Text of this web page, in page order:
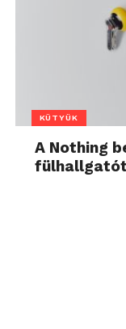
KÜTYÜK
A Nothing
fülhallgatót